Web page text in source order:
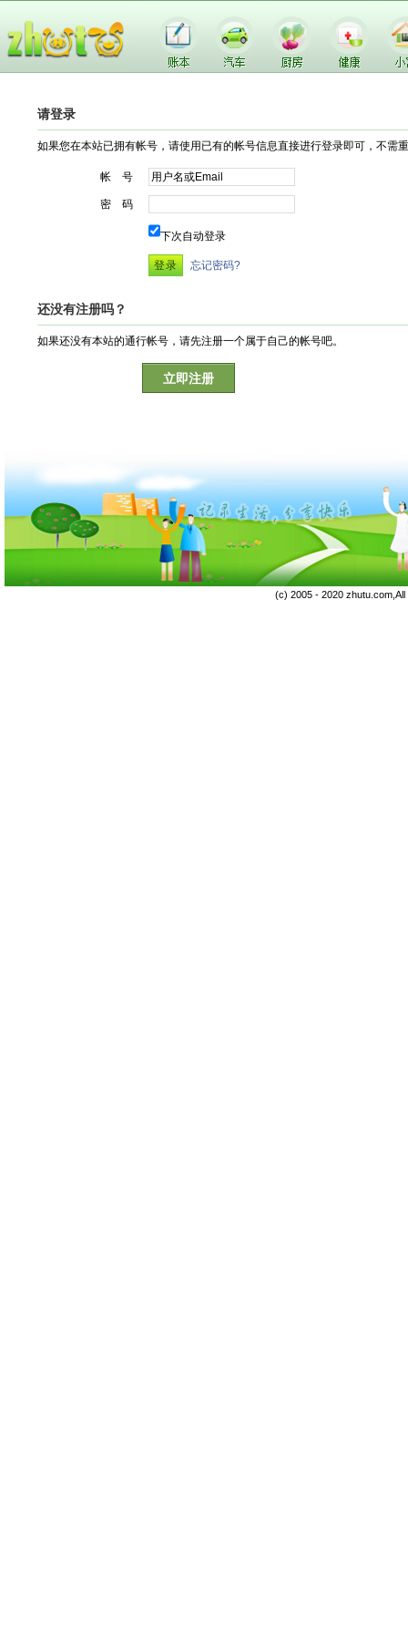
请登录
如果您在本站已拥有帐号，请使用已有的帐号信息直接进行登录即可，不需
帐 号
密 码
下次自动登录
忘记密码?
还没有注册吗？
如果还没有本站的通行帐号，请先注册一个属于自己的帐号吧。
立即注册
(c) 2005 - 2020